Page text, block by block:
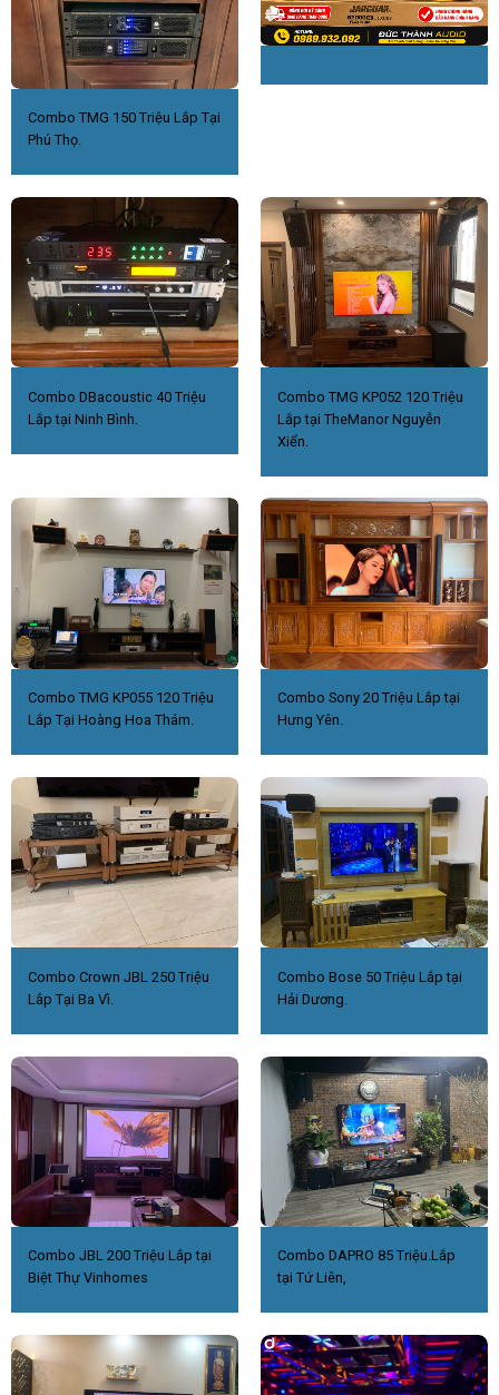
Combo TMG 150 Triệu Lắp Tại
Phú Thọ.
Combo DBacoustic 40 Triệu
Lắp tại Ninh Bình.
Combo TMG KP052 120 Triệu
Lắp tại TheManor Nguyễn
Xiển.
Combo TMG KP055 120 Triệu
Lắp Tại Hoàng Hoa Thám.
Combo Sony 20 Triệu Lắp tại
Hưng Yên.
Combo Crown JBL 250 Triệu
Lắp Tại Ba Vì.
Combo Bose 50 Triệu Lắp tại
Hải Dương.
Combo JBL 200 Triệu Lắp tại
Biệt Thự Vinhomes
Combo DAPRO 85 Triệu.Lắp
tại Tứ Liên,